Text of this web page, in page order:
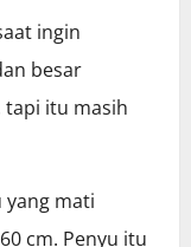
ingin
besar
tapi itu masih
yang mati
cm. Penyu itu